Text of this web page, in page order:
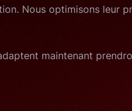
Nous optimisons leur
maintenant